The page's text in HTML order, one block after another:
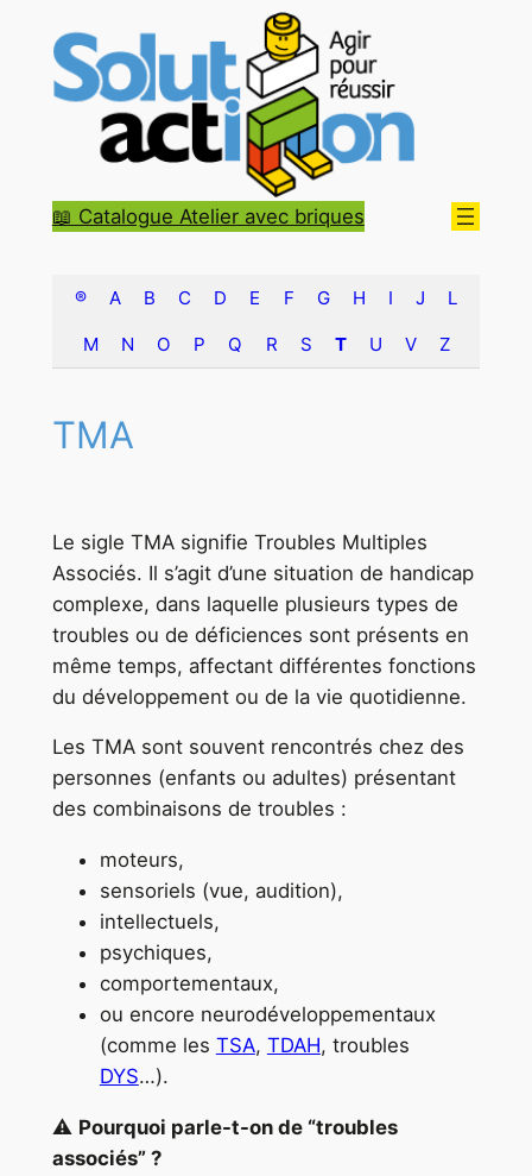
contenu
📖 Catalogue Atelier avec briques
® A B C D E F G H I J L
M N O P Q R S T U V Z
TMA
Le sigle TMA signifie Troubles Multiples
Associés. Il s’agit d’une situation de handicap
complexe, dans laquelle plusieurs types de
troubles ou de déficiences sont présents en
même temps, affectant différentes fonctions
du développement ou de la vie quotidienne.
Les TMA sont souvent rencontrés chez des
personnes (enfants ou adultes) présentant
des combinaisons de troubles :
moteurs,
sensoriels (vue, audition),
intellectuels,
psychiques,
comportementaux,
ou encore neurodéveloppementaux
(comme les TSA, TDAH, troubles
DYS…).
⚠️ Pourquoi parle-t-on de “troubles
associés” ?